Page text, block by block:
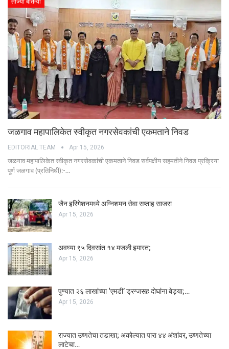
जळगाव महापालिकेत स्वीकृत नगरसेवकांची एकमताने निवड
EDITORIAL TEAM Apr 15, 2026
जळगाव महापालिकेत स्वीकृत नगरसेवकांची एकमताने निवड सर्वपक्षीय सहमतीने निवड प्रक्रिया
पूर्ण जळगाव (प्रतिनिधी):-…
जैन इरिगेशनमध्ये अग्निशमन सेवा सप्ताह साजरा
Apr 15, 2026
अवघ्या ९५ दिवसांत १४ मजली इमारत;
Apr 15, 2026
पुण्यात २६ लाखांच्या ‘एमडी’ ड्रग्जसह दोघांना बेड्या;…
Apr 15, 2026
राज्यात उष्णतेचा तडाखा; अकोल्यात पारा ४४ अंशांवर, उष्णतेच्या
लाटेचा…